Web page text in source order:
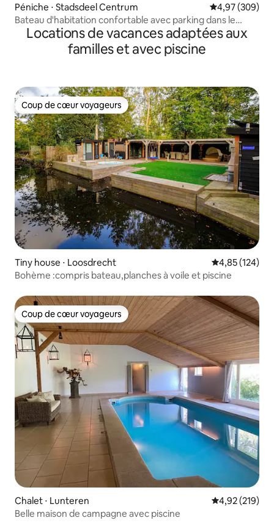
Péniche ⋅ Stadsdeel Centrum Évaluation
4,97 (309)
Bateau d'habitation confortable avec parking dans le
centre d'Amsterdam
Locations de vacances adaptées aux
familles et avec piscine
Coup de cœur voyageurs
Coup de cœur voyageurs
Tiny house ⋅ Loosdrecht Évaluation
4,85 (124)
Bohème :compris bateau,planches à voile et piscine
Coup de cœur voyageurs
Coup de cœur voyageurs
Chalet ⋅ Lunteren Évaluation
4,92 (219)
Belle maison de campagne avec piscine